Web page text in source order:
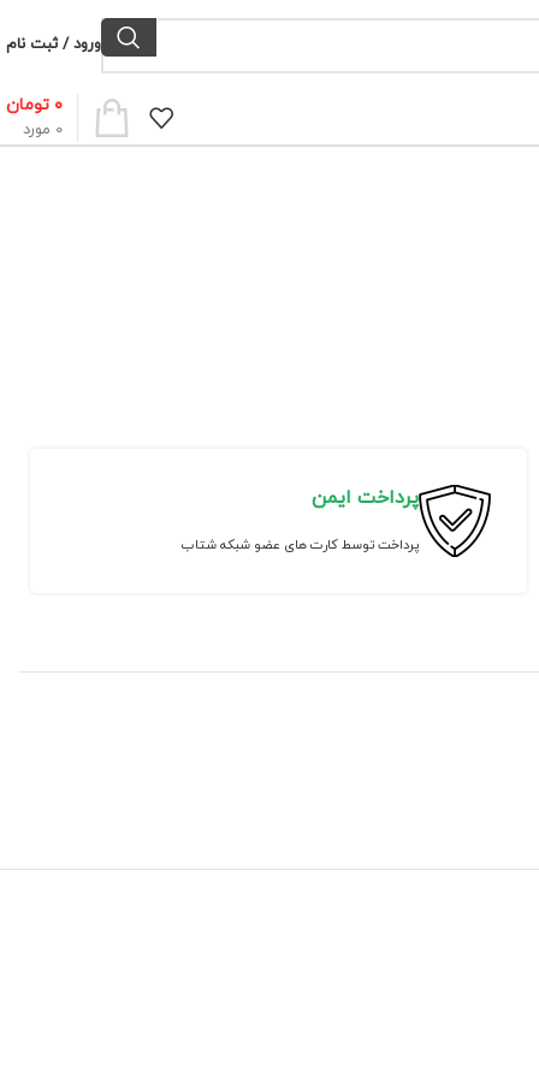
ورود / ثبت نام
0 مورد
۰ تومان
پرداخت ایمن
پرداخت توسط کارت های عضو شبکه شتاب